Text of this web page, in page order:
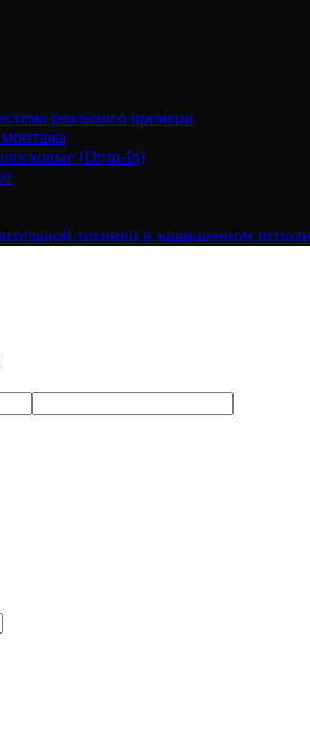
реального времени
(Drop-In)
техники в защищенном